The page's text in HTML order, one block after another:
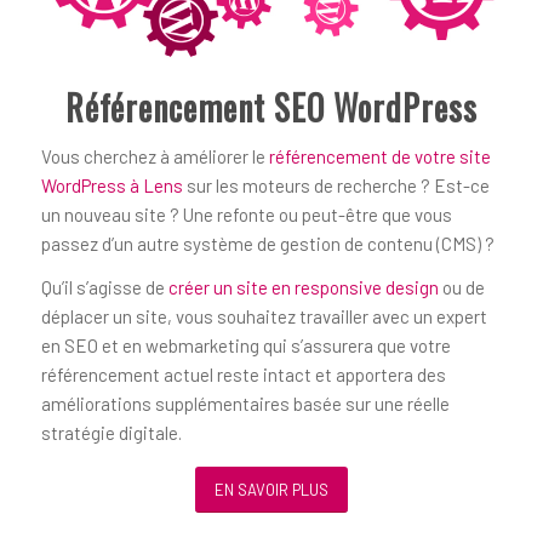
Référencement SEO WordPress
Vous cherchez à améliorer le référencement de votre site
WordPress à Lens sur les moteurs de recherche ? Est-ce
un nouveau site ? Une refonte ou peut-être que vous
passez d’un autre système de gestion de contenu (CMS) ?
Qu’il s’agisse de créer un site en responsive design ou de
déplacer un site, vous souhaitez travailler avec un expert
en SEO et en webmarketing qui s’assurera que votre
référencement actuel reste intact et apportera des
améliorations supplémentaires basée sur une réelle
stratégie digitale.
EN SAVOIR PLUS